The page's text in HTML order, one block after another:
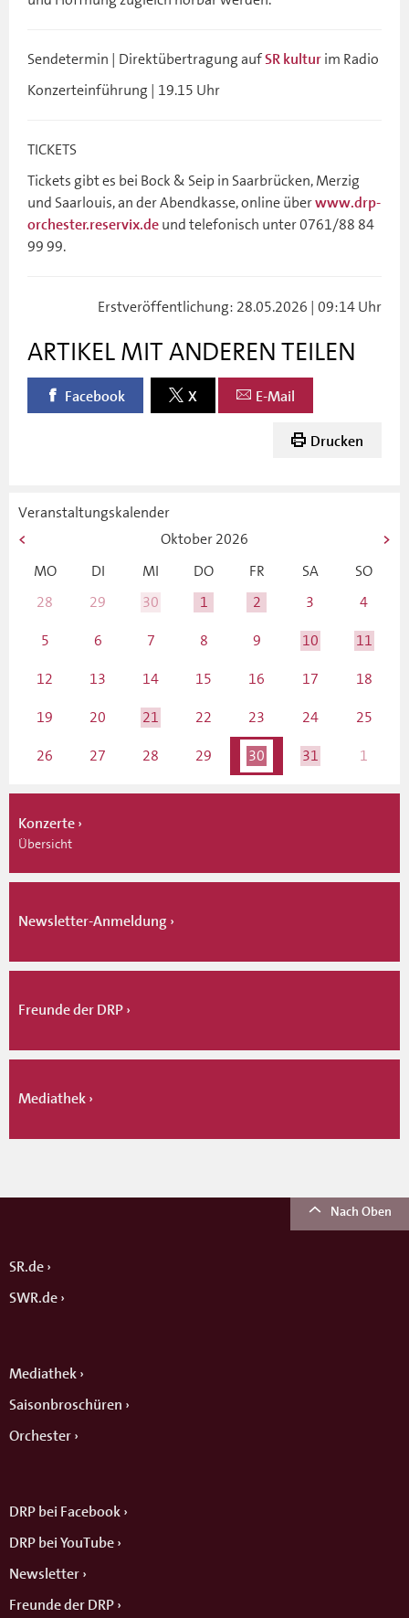
Sendetermin | Direktübertragung aufSR kultur im Radio
Konzerteinführung | 19.15 Uhr
TICKETS
Tickets gibt es bei Bock & Seip in Saarbrücken, Merzig
und Saarlouis, an der Abendkasse, online überwww.drp-
orchester.reservix.de und telefonisch unter 0761/88 84
99 99.
Erstveröffentlichung: 28.05.2026 | 09:14 Uhr
ARTIKEL MIT ANDEREN TEILEN
Facebook X E-Mail
Drucken
Veranstaltungskalender
Oktober2026
MO
DI MI DO FR SA
SO
28
29 30 1 2 3
4
5
6 7 8 9 10
11
12
13 14 15 16 17
18
19
20 21 22 23 24
25
26
27 28 29 30 31 1
Konzerte
Übersicht
Newsletter-Anmeldung
Freunde der DRP
Mediathek
Nach Oben
SR.de
SWR.de
Mediathek
Saisonbroschüren
Orchester
DRP bei Facebook
DRP bei YouTube
Newsletter
Freunde der DRP